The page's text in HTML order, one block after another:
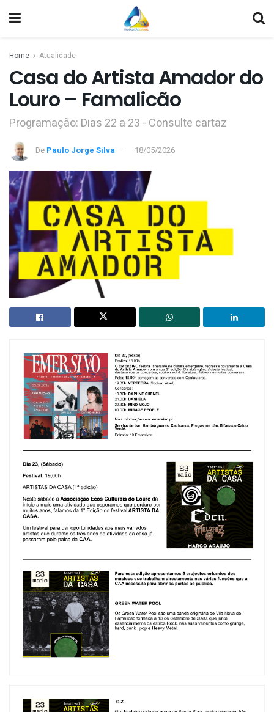
Home Atualidade
Casa do Artista Amador do
Louro – Famalicão
Programação: Dias 22 a 23 - Consulte cartaz
De Paulo Jorge Silva 18/05/2026